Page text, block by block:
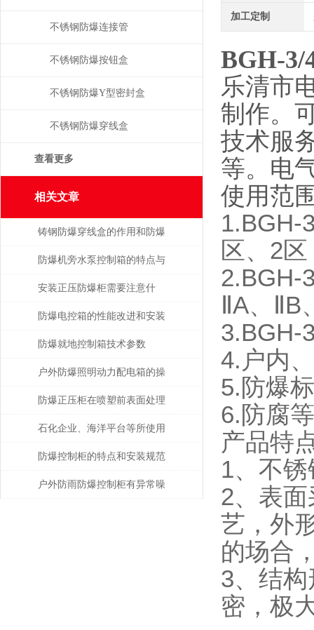
加工定制
BGH-3/
乐清市
制作。
技术服
等。电
使用范
1.BGH-
区、2
2.BGH-
ⅡA、
3.BGH-
4.户内
5.防爆
6.防腐
产品特
1、不
2、表
艺，外
的场合
3、结
密，极
不锈钢防爆连接管
不锈钢防爆按钮盒
不锈钢防爆Y型密封盒
不锈钢防爆穿线盒
查看更多
相关文章
铸钢防爆穿线盒的作用和防爆
相关功能
防爆机旁水泵控制箱的特点与
安装维修介绍
安装正压防爆柜需要注意什
么？
防爆电控箱的性能改进和安装
介绍
防爆就地控制箱技术参数
户外防爆照明动力配电箱的操
作要领分析
防爆正压柜在喷塑前表面处理
的重要性
石化企业、海洋平台等所使用
的防爆电气设备注意事项
防爆控制柜的特点和安装规范
介绍
户外防雨防爆控制柜有异常噪